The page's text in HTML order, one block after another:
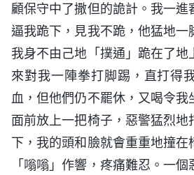
顧保守中了撒但的詭計。我一進
逼我跪下，見我不跪，他猛地一
我身不由己地「撲通」跪在了地
來對我一陣拳打脚踢，直打得
血，但他們仍不罷休，又喝令
面前放上一把椅子，惡警猛烈地
下，我的頭和臉就會重重地撞在
「嗡嗡」作響，疼痛難忍。一